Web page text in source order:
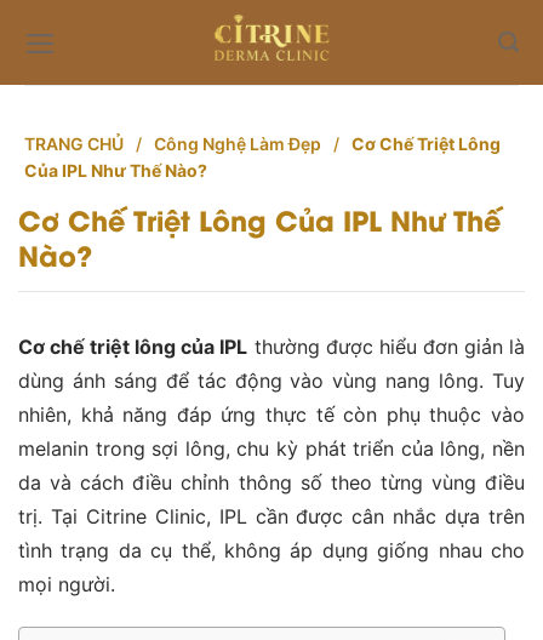
content
TRANG CHỦ / Công Nghệ Làm Đẹp / Cơ Chế Triệt Lông
Của IPL Như Thế Nào?
Cơ Chế Triệt Lông Của IPL Như Thế
Nào?
Cơ chế triệt lông của IPL thường được hiểu đơn giản là
dùng ánh sáng để tác động vào vùng nang lông. Tuy
nhiên, khả năng đáp ứng thực tế còn phụ thuộc vào
melanin trong sợi lông, chu kỳ phát triển của lông, nền
da và cách điều chỉnh thông số theo từng vùng điều
trị. Tại Citrine Clinic, IPL cần được cân nhắc dựa trên
tình trạng da cụ thể, không áp dụng giống nhau cho
mọi người.